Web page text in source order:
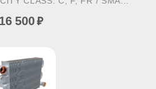
16 500